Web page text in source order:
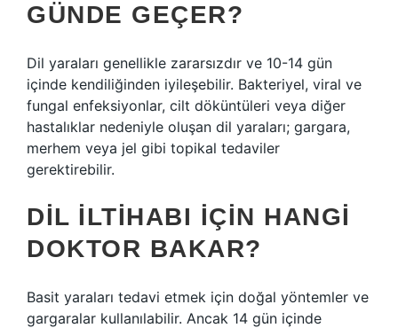
GÜNDE GEÇER?
Dil yaraları genellikle zararsızdır ve 10-14 gün
içinde kendiliğinden iyileşebilir. Bakteriyel, viral ve
fungal enfeksiyonlar, cilt döküntüleri veya diğer
hastalıklar nedeniyle oluşan dil yaraları; gargara,
merhem veya jel gibi topikal tedaviler
gerektirebilir.
DIL ILTIHABI IÇIN HANGI
DOKTOR BAKAR?
Basit yaraları tedavi etmek için doğal yöntemler ve
gargaralar kullanılabilir. Ancak 14 gün içinde